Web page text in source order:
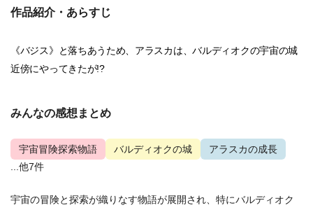
作品紹介・あらすじ
《バジス》と落ちあうため、アラスカは、バルディオクの宇宙の城
近傍にやってきたが!?
みんなの感想まとめ
宇宙冒険探索物語 バルディオクの城
アラスカの成長
...他7件
宇宙の冒険と探索が織りなす物語が展開され、特にバルディオク